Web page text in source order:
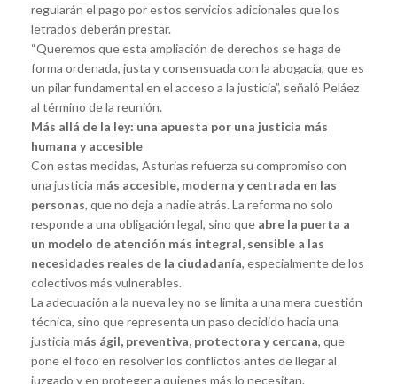
regularán el pago por estos servicios adicionales que los
letrados deberán prestar.
“Queremos que esta ampliación de derechos se haga de
forma ordenada, justa y consensuada con la abogacía, que es
un pilar fundamental en el acceso a la justicia”, señaló Peláez
al término de la reunión.
Más allá de la ley: una apuesta por una justicia más
humana y accesible
Con estas medidas, Asturias refuerza su compromiso con
una justicia más accesible, moderna y centrada en las
personas, que no deja a nadie atrás. La reforma no solo
responde a una obligación legal, sino que abre la puerta a
un modelo de atención más integral, sensible a las
necesidades reales de la ciudadanía, especialmente de los
colectivos más vulnerables.
La adecuación a la nueva ley no se limita a una mera cuestión
técnica, sino que representa un paso decidido hacia una
justicia más ágil, preventiva, protectora y cercana, que
pone el foco en resolver los conflictos antes de llegar al
juzgado y en proteger a quienes más lo necesitan.